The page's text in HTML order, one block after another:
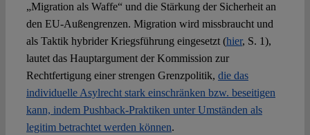
„Migration als Waffe“ und die Stärkung der Sicherheit an
den EU-Außengrenzen. Migration wird missbraucht und
als Taktik hybrider Kriegsführung eingesetzt (hier, S. 1),
lautet das Hauptargument der Kommission zur
Rechtfertigung einer strengen Grenzpolitik, die das
individuelle Asylrecht stark einschränken bzw. beseitigen
kann, indem Pushback-Praktiken unter Umständen als
legitim betrachtet werden können.